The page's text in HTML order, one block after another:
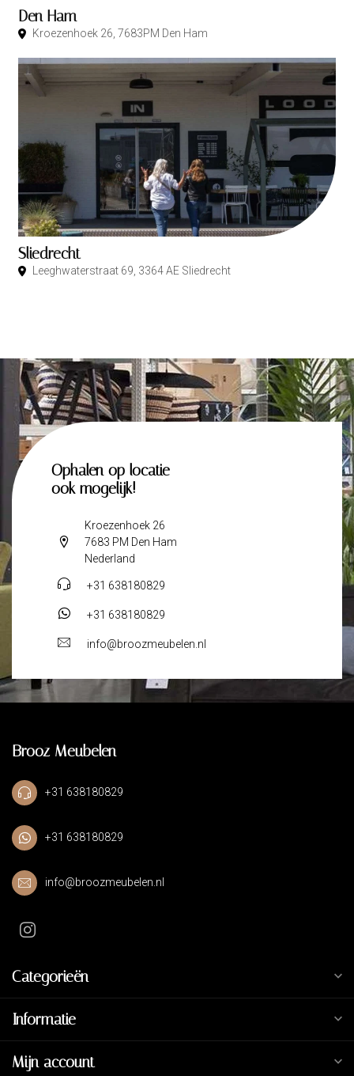
Den Ham
Kroezenhoek 26, 7683PM Den Ham
Sliedrecht
Leeghwaterstraat 69, 3364 AE Sliedrecht
Ophalen op locatie
ook mogelijk!
Kroezenhoek 26
7683 PM Den Ham
Nederland
+31 638180829
+31 638180829
info@broozmeubelen.nl
Brooz Meubelen
+31 638180829
+31 638180829
info@broozmeubelen.nl
Categorieën
Informatie
Mijn account